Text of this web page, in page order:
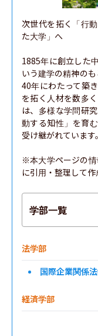
次世代を拓く「行
た大学」へ
1885年に創立した
いう建学の精神の
40年にわたって築
を拓く人材を数多
は、多様な学問研
動する知性」を育
受け継がれています。
※本大学ページの
に引用・整理して作
学部一覧
法学部
国際企業関係
経済学部